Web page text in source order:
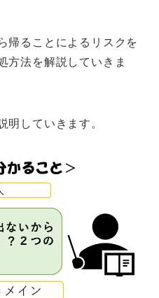
帰ることによるリスクを
方法を解説していきま
明していきます。